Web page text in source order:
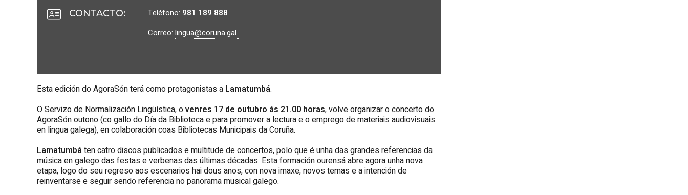
CONTACTO: Teléfono: 981 189 888
Correo: lingua@coruna.gal
Esta edición do AgoraSón terá como protagonistas a Lamatumbá.
O Servizo de Normalización Lingüística, ovenres 17 de outubro ás 21.00 horas, volve organizar o concerto do
AgoraSón outono (co gallo do Día da Biblioteca e para promover a lectura e o emprego de materiais audiovisuais
en lingua galega), en colaboración coas Bibliotecas Municipais da Coruña.
Lamatumbáten catro discos publicados e multitude de concertos, polo que é unha das grandes referencias da
música en galego das festas e verbenas das últimas décadas. Esta formación ourensá abre agora unha nova
etapa, logo do seu regreso aos escenarios hai dous anos, con nova imaxe, novos temas e a intención de
reinventarse e seguir sendo referencia no panorama musical galego.